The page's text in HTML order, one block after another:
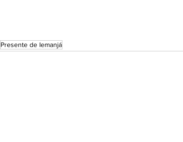
Presente de Iemanjá